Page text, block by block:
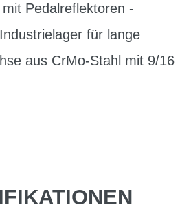
Pedalreflektoren -
für lange
aus CrMo-Stahl mit 9/16